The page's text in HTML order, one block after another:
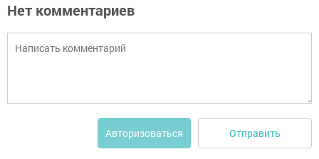
Нет комментариев
Авторизоваться Отправить